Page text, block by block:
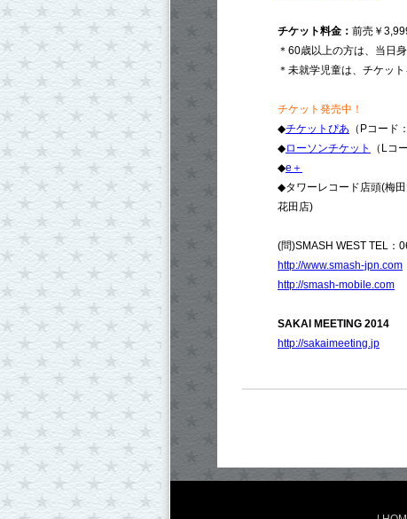
チケット料金： 前売￥
＊60歳以上の方は、当日
＊未就学児童は、チケッ
チケット発売中！
◆チケットぴあ （Pコード
◆ローソンチケット
（Lコ
◆e＋
◆タワーレコード店頭(梅
花田店)
(問)SMASH WEST TEL：
http://www.smash-jpn.com
http://smash-mobile.com
SAKAI MEETING 2014
http://sakaimeeting.jp